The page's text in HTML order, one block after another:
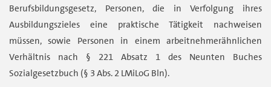
Berufsbildungsgesetz, Personen, die in Verfolgung ihres
Ausbildungszieles eine praktische Tätigkeit nachweisen
müssen, sowie Personen in einem arbeitnehmerähnlichen
Verhältnis nach § 221 Absatz 1 des Neunten Buches
Sozialgesetzbuch (§ 3 Abs. 2 LMiLoG Bln).